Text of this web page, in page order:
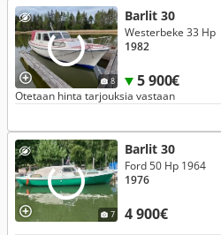
8
Barlit 30
5 900€
Westerbeke 33 Hp
1982
Otetaan hinta tarjouksia vastaan
7
Barlit 30
4 900€
Ford 50 Hp 1964
1976